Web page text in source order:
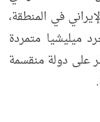
في المنطقة،
ميليشيا متمردة
على دولة منقسمة